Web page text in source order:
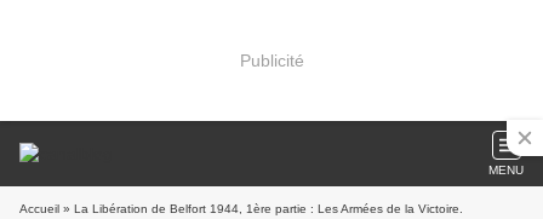
Publicité
MENU
Accueil » La Libération de Belfort 1944, 1ère partie : Les Armées de la Victoire.